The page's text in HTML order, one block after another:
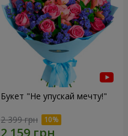
Букет "Не упускай мечту!"
2 399 грн